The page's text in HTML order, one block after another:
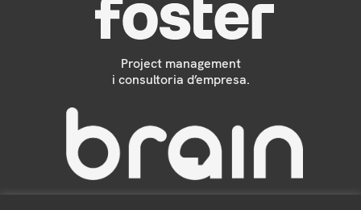
Project management
i consultoria d’empresa.